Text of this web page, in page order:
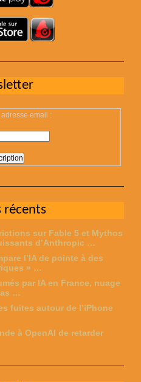
adresse email :
récents
sur Fable 5 et Mythos
d’Anthropic …
l’IA de pointe à des
» …
par IA en France, nuage
…
fuites autour de l’iPhone
à OpenAI de retarder